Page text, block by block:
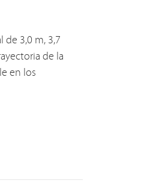
de 3,0 m, 3,7
de la
en los